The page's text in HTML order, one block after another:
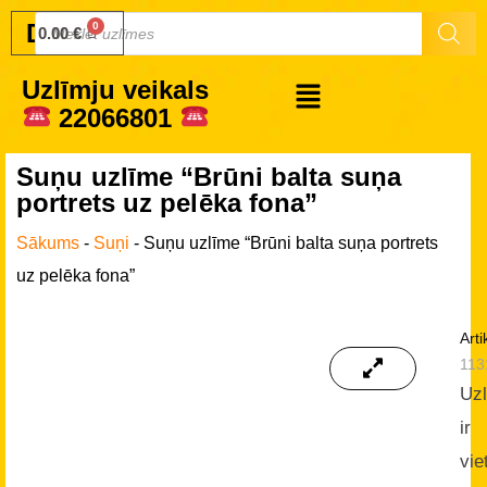
Druku.lv
0.00€
Uzlīmju veikals
22066801
Suņu uzlīme “Brūni balta suņa
portrets uz pelēka fona”
Sākums - Suņi - Suņu uzlīme “Brūni balta suņa portrets
uz pelēka fona”
ir